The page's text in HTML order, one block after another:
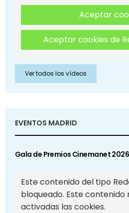
Aceptar
Aceptar cookies de
Ver todos los vídeos
EVENTOS MADRID
Gala de Premios Cinemanet 2026
Este contenido del tipo
bloqueado. Este
activadas las cookies.